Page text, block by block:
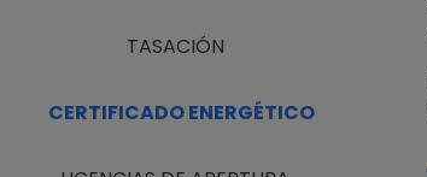
TASACIÓN
CERTIFICADO ENERGÉTICO